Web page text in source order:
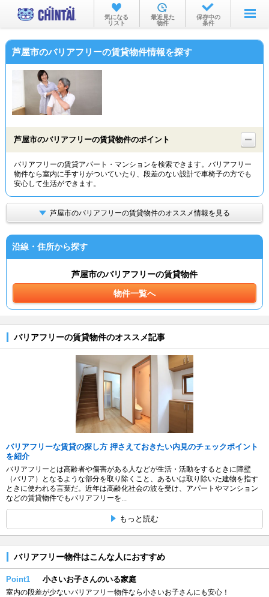
お部屋を探す
沿線・駅から
物件特集から
TOP
気になる
リスト
最近見た
物件
保存中の
条件
芦屋市のバリアフリーの賃貸物件情報を探す
芦屋市のバリアフリーの賃貸物件のポイント
バリアフリーの賃貸アパート・マンションを検索できます。バリアフリー
物件なら室内に手すりがついていたり、段差のない設計で車椅子の方でも
安心して生活ができます。
芦屋市のバリアフリーの賃貸物件のオススメ情報を見る
沿線・住所から探す
芦屋市のバリアフリーの賃貸物件
物件一覧へ
バリアフリーの賃貸物件のオススメ記事
バリアフリーな賃貸の探し方 押さえておきたい内見のチェックポイント
を紹介
バリアフリーとは高齢者や傷害がある人などが生活・活動をするときに障壁
（バリア）となるような部分を取り除くこと、あるいは取り除いた建物を指す
ときに使われる言葉だ。近年は高齢化社会の波を受け、アパートやマンション
などの賃貸物件でもバリアフリーを...
もっと読む
バリアフリー物件はこんな人におすすめ
Point1 小さいお子さんのいる家庭
室内の段差が少ないバリアフリー物件なら小さいお子さんにも安心！